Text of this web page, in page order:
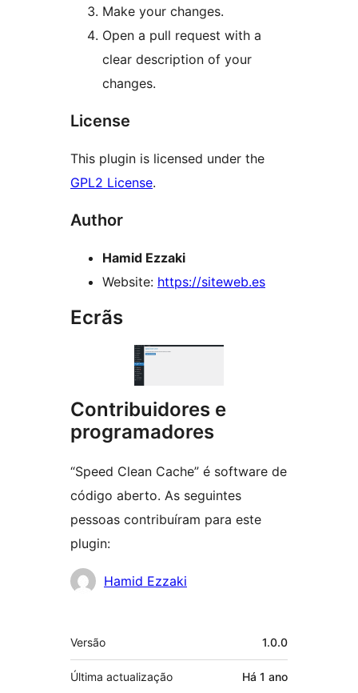
Make your changes.
Open a pull request with a
clear description of your
changes.
License
This plugin is licensed under the
GPL2 License.
Author
Hamid Ezzaki
Website: https://siteweb.es
Ecrãs
Contribuidores e
programadores
“Speed Clean Cache” é software de
código aberto. As seguintes
pessoas contribuíram para este
plugin:
Contribuidores
Hamid Ezzaki
Metadados
Versão 1.0.0
Última actualização Há 1 ano